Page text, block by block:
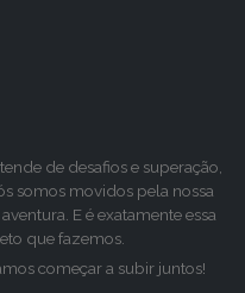
de desafios e superação,
somos movidos pela nossa
E é exatamente essa
que fazemos.
começar a subir juntos!